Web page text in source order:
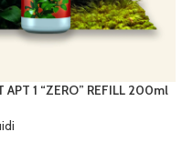
APT 1 “ZERO” REFILL 200ml